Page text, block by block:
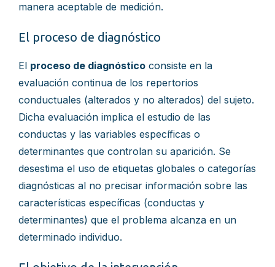
manera aceptable de medición.
El proceso de diagnóstico
El proceso de diagnóstico consiste en la
evaluación continua de los repertorios
conductuales (alterados y no alterados) del sujeto.
Dicha evaluación implica el estudio de las
conductas y las variables específicas o
determinantes que controlan su aparición. Se
desestima el uso de etiquetas globales o categorías
diagnósticas al no precisar información sobre las
características específicas (conductas y
determinantes) que el problema alcanza en un
determinado individuo.